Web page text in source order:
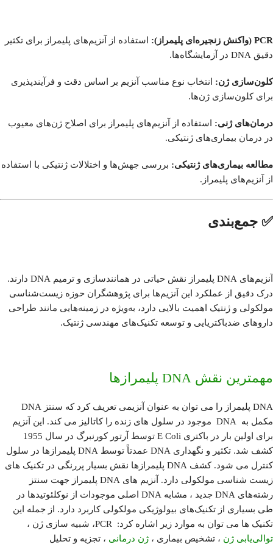
PCR (واکنش زنجیره‌ای پلیمراز):
استفاده از آنزیم‌های پلیمراز برای تکثیر
دقیق DNA در آزمایشگاه‌ها.
کلون‌سازی ژن:
انتخاب نوع مناسب آنزیم بر اساس دقت و فرآیندپذیری
برای کلون‌سازی ژن‌ها.
درمان‌های ژنی:
استفاده از آنزیم‌های پلیمراز برای اصلاح ژن‌های معیوب
در درمان بیماری‌های ژنتیکی.
مطالعه بیماری‌های ژنتیکی: بررسی جهش‌ها و اختلالات ژنتیکی با استفاده
از آنزیم‌های پلیمراز.
✅ جمع‌بندی
آنزیم‌های DNA پلیمراز نقش حیاتی در همانندسازی و ترمیم DNA دارند.
درک دقیق از عملکرد این آنزیم‌ها برای پژوهشگران حوزه زیست‌شناسی
مولکولی و ژنتیک اهمیت بالایی دارد، به‌ویژه در زمینه‌هایی مانند طراحی
داروهای ضدباکتریایی و توسعه تکنیک‌های مهندسی ژنتیک.
مهمترین نقش DNA پلیمرازها
DNA پلیمراز را می توان به عنوان آنزیمی تعریف کرد که سنتز DNA
مکمل به DNA موجود در سلول های زنده را کاتالیز می کند. این آنزیم
برای اولین بار در باکتری E Coli توسط آرتور کورنبرگ در سال 1955
کشف شد. تکثیر و نگهداری DNA عمدتاً توسط DNA پلیمرازها در سلول
کنترل می شود. کشف DNA پلیمرازها نقش بسیار پررنگی در تکنیک های
زیست شناسی مولکولی دارد. آنزیم های DNA پلیمراز جهت سنتز
رشته‌های DNA جدید ، مشابه DNA اصلی موجودات از نوکلئوتیدها در
طی بسیاری از تکنیک‌های بیولوژیکی مولکولی کاربرد دارد. از جمله این
تکنیک ها می توان به موارد زیر اشاره کرد: PCR، شبیه ‌سازی ژن ،
توالی‌یابی ژن ، تشخیص بیماری ، ژن درمانی ، تجزیه و تحلیل